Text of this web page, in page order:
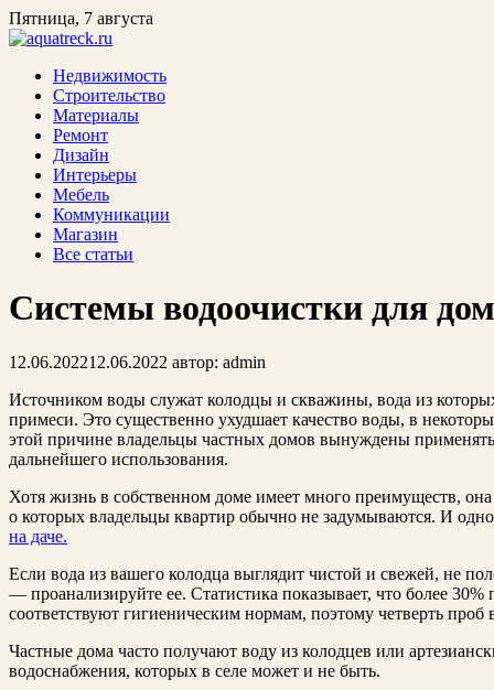
Пятница, 7 августа
Недвижимость
Строительство
Материалы
Ремонт
Дизайн
Интерьеры
Мебель
Коммуникации
Магазин
Все статьи
Системы водоочистки для
12.06.202212.06.2022 автор: admin
Источником воды служат колодцы и скважины, вода из
примеси. Это существенно ухудшает качество воды, в
этой причине владельцы частных домов вынуждены
дальнейшего использования.
Хотя жизнь в собственном доме имеет много преимуществ,
о которых владельцы квартир обычно не задумываются. И
на даче.
Если вода из вашего колодца выглядит чистой и свежей, не
— проанализируйте ее. Статистика показывает, что более
соответствуют гигиеническим нормам, поэтому четверть
Частные дома часто получают воду из колодцев или
водоснабжения, которых в селе может и не быть.